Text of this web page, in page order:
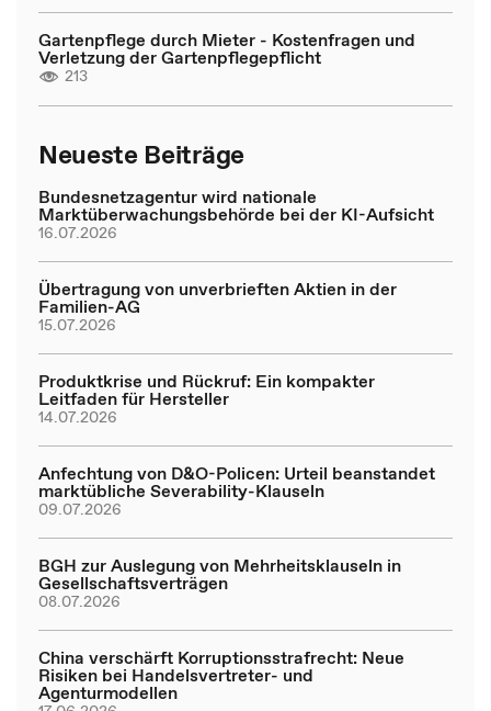
Gartenpflege durch Mieter - Kostenfragen und
Verletzung der Gartenpflegepflicht
213
Neueste Beiträge
Bundesnetzagentur wird nationale
Marktüberwachungsbehörde bei der KI-Aufsicht
16.07.2026
Übertragung von unverbrieften Aktien in der
Familien-AG
15.07.2026
Produktkrise und Rückruf: Ein kompakter
Leitfaden für Hersteller
14.07.2026
Anfechtung von D&O-Policen: Urteil beanstandet
marktübliche Severability-Klauseln
09.07.2026
BGH zur Auslegung von Mehrheitsklauseln in
Gesellschaftsverträgen
08.07.2026
China verschärft Korruptionsstrafrecht: Neue
Risiken bei Handelsvertreter- und
Agenturmodellen